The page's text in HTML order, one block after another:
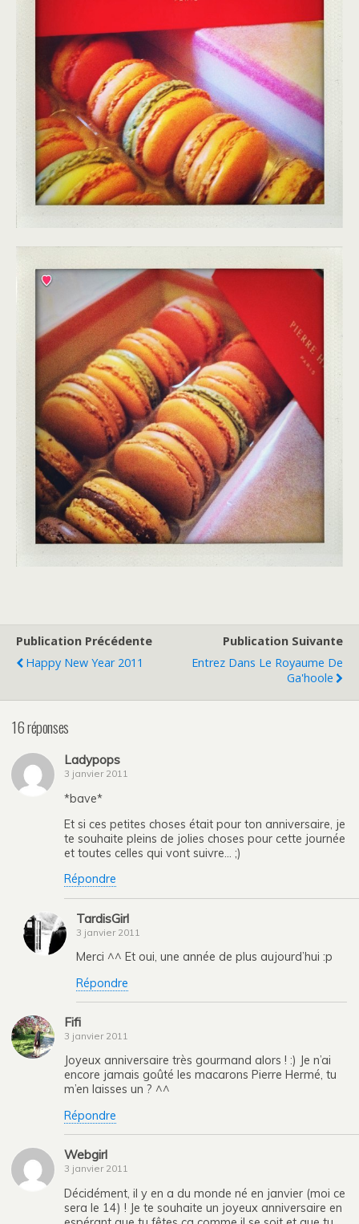
Publication Précédente
Happy New Year 2011
Publication Suivante
Entrez Dans Le Royaume De
Ga'hoole
16 réponses
Ladypops
3 janvier 2011
*bave*
Et si ces petites choses était pour ton anniversaire, je
te souhaite pleins de jolies choses pour cette journée
et toutes celles qui vont suivre… ;)
Répondre
TardisGirl
3 janvier 2011
Merci ^^ Et oui, une année de plus aujourd’hui :p
Répondre
Fifi
3 janvier 2011
Joyeux anniversaire très gourmand alors ! :) Je n’ai
encore jamais goûté les macarons Pierre Hermé, tu
m’en laisses un ? ^^
Répondre
Webgirl
3 janvier 2011
Décidément, il y en a du monde né en janvier (moi ce
sera le 14) ! Je te souhaite un joyeux anniversaire en